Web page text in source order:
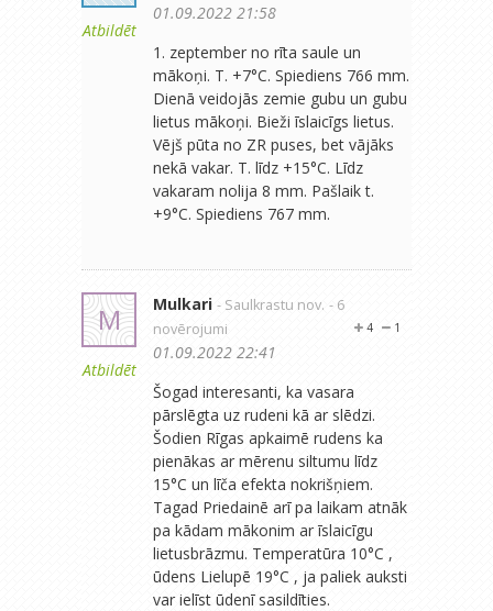
Atbildēt
01.09.2022 21:58
1. zeptember no rīta saule un
mākoņi. T. +7°C. Spiediens 766 mm.
Dienā veidojās zemie gubu un gubu
lietus mākoņi. Bieži īslaicīgs lietus.
Vējš pūta no ZR puses, bet vājāks
nekā vakar. T. līdz +15°C. Līdz
vakaram nolija 8 mm. Pašlaik t.
+9°C. Spiediens 767 mm.
M
Atbildēt
Mulkari - Saulkrastu nov. - 6
novērojumi
1
4
01.09.2022 22:41
Šogad interesanti, ka vasara
pārslēgta uz rudeni kā ar slēdzi.
Šodien Rīgas apkaimē rudens ka
pienākas ar mērenu siltumu līdz
15°C un līča efekta nokrišņiem.
Tagad Priedainē arī pa laikam atnāk
pa kādam mākonim ar īslaicīgu
lietusbrāzmu. Temperatūra 10°C ,
ūdens Lielupē 19°C , ja paliek auksti
var ielīst ūdenī sasildīties.